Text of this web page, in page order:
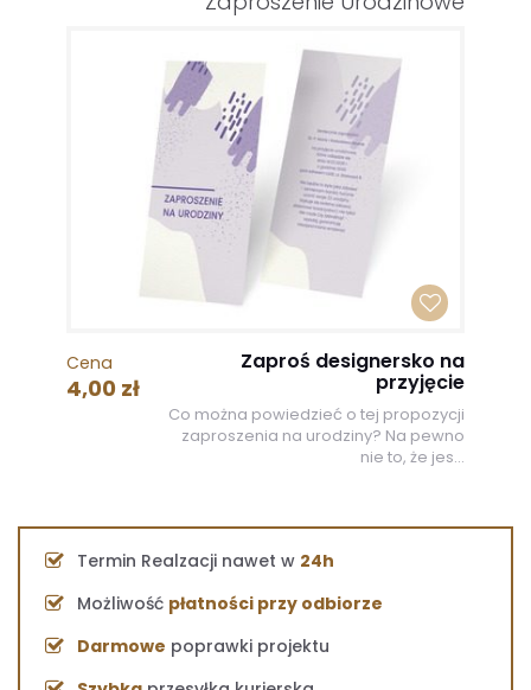
Cena
4,00 zł
Zaproś designersko na
przyjęcie
Co można powiedzieć o tej propozycji
zaproszenia na urodziny? Na pewno
nie to, że jes...
Termin Realzacji nawet w 24h
Możliwość płatności przy odbiorze
Darmowe poprawki projektu